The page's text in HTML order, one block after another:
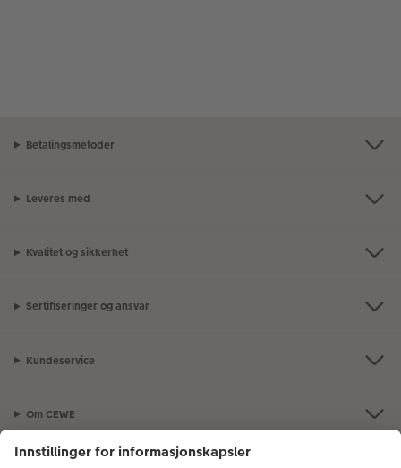
Betalingsmetoder
Leveres med
Kvalitet og sikkerhet
Sertifiseringer og ansvar
Kundeservice
Om CEWE